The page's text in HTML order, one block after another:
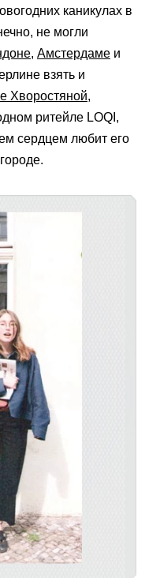
каникулах в
не могли
, Амстердаме и
взять и
Хворостяной,
ритейле LOQI,
сердцем любит его